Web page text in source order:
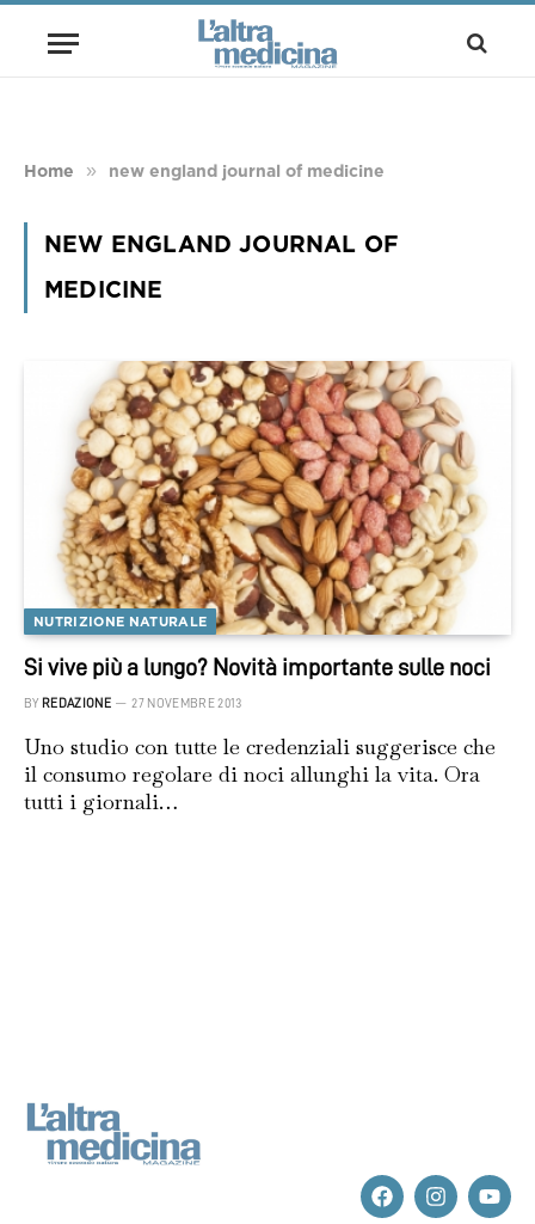
Home » new england journal of medicine
NEW ENGLAND JOURNAL OF
MEDICINE
NUTRIZIONE NATURALE
Si vive più a lungo? Novità importante sulle noci
BY REDAZIONE 27 NOVEMBRE 2013
Uno studio con tutte le credenziali suggerisce che
il consumo regolare di noci allunghi la vita. Ora
tutti i giornali…